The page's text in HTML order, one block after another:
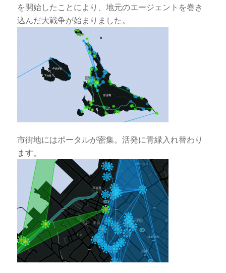
を開始したことにより、地元のエージェントを巻き
込んだ大戦争が始まりました。
市街地にはポータルが密集。活発に青緑入れ替わり
ます。